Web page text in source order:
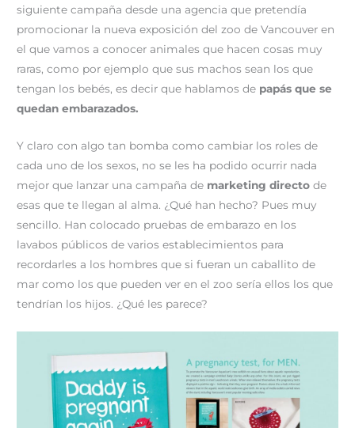
siguiente campaña desde una agencia que pretendía
promocionar la nueva exposición del zoo de Vancouver en
el que vamos a conocer animales que hacen cosas muy
raras, como por ejemplo que sus machos sean los que
tengan los bebés, es decir que hablamos de papás que se
quedan embarazados.
Y claro con algo tan bomba como cambiar los roles de
cada uno de los sexos, no se les ha podido ocurrir nada
mejor que lanzar una campaña de marketing directo de
esas que te llegan al alma. ¿Qué han hecho? Pues muy
sencillo. Han colocado pruebas de embarazo en los
lavabos públicos de varios establecimientos para
recordarles a los hombres que si fueran un caballito de
mar como los que pueden ver en el zoo sería ellos los que
tendrían los hijos. ¿Qué les parece?